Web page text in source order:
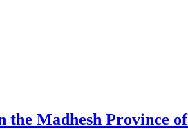
Madhesh Province